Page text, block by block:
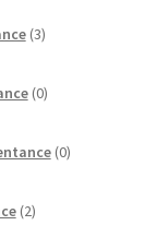
3izdelki
0izdelkov
0izdelkov
2izdelka